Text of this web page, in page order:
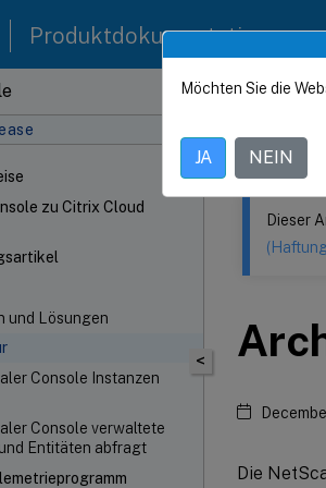
Produktdokumentation
zu Citrix Cloud
und Lösungen
Console Instanzen
Console verwaltete
Entitäten abfragt
Dieser Inhalt
<
Dieser
Die
Möchten Sie die
JA NEIN